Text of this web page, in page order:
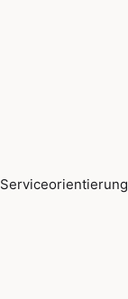
Serviceorientierung